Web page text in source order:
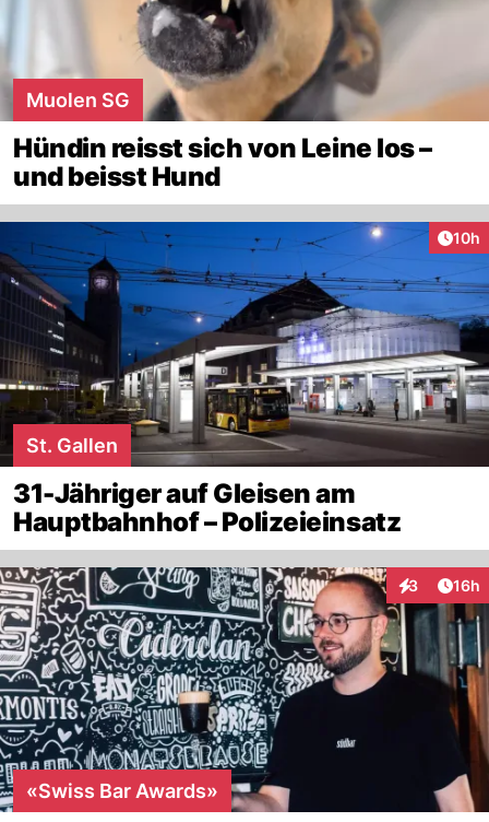
Muolen SG
Hündin reisst sich von Leine los –
und beisst Hund
10h
St. Gallen
31-Jähriger auf Gleisen am
Hauptbahnhof – Polizeieinsatz
3
Interaktionen
16h
«Swiss Bar Awards»